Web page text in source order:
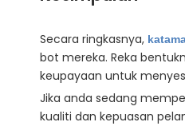
Secara ringkasnya,
bot mereka. Reka
keupayaan untuk
Jika anda sedang
kualiti dan kepuasan